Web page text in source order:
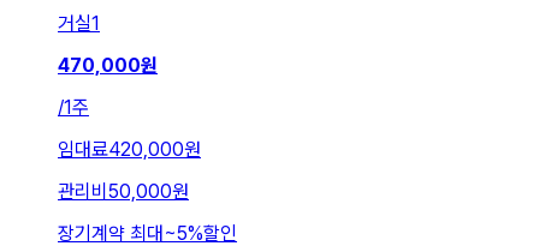
거실1
470,000원
/1주
임대료420,000원
관리비 50,000원
장기계약 최대~5%할인